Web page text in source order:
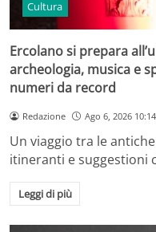
Cultura
Ercolano si prepara
archeologia, musica e
numeri da record
Redazione Ago 6, 2026 10:14
Un viaggio tra le
itineranti e
Leggi di più